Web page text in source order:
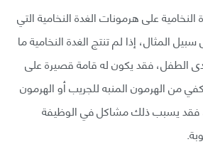
على هرمونات الغدة النخامية التي
المثال، إذا لم تنتج الغدة النخامية ما
الطفل، فقد يكون له قامة قصيرة على
من الهرمون المنبه للجريب أو الهرمون
فقد يسبب ذلك مشاكل في الوظيفة